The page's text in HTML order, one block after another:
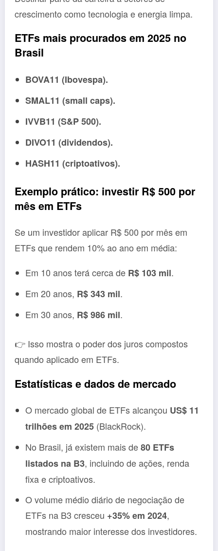
crescimento como tecnologia e energia limpa.
ETFs mais procurados em 2025 no
Brasil
BOVA11 (Ibovespa).
SMAL11 (small caps).
IVVB11 (S&P 500).
DIVO11 (dividendos).
HASH11 (criptoativos).
Exemplo prático: investir R$ 500 por
mês em ETFs
Se um investidor aplicar R$ 500 por mês em
ETFs que rendem 10% ao ano em média:
Em 10 anos terá cerca de R$ 103 mil.
Em 20 anos, R$ 343 mil.
Em 30 anos, R$ 986 mil.
👉 Isso mostra o poder dos juros compostos
quando aplicado em ETFs.
Estatísticas e dados de mercado
O mercado global de ETFs alcançou US$ 11
trilhões em 2025 (BlackRock).
No Brasil, já existem mais de80 ETFs
listados na B3, incluindo de ações, renda
fixa e criptoativos.
O volume médio diário de negociação de
ETFs na B3 cresceu +35% em 2024,
mostrando maior interesse dos investidores.